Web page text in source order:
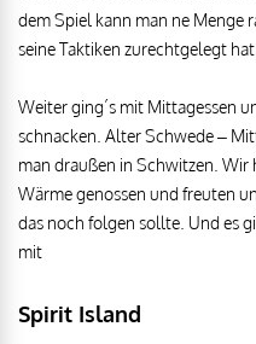
dem Spiel kann man ne Menge
seine Taktiken zurechtgelegt hat.
Weiter ging´s mit Mittagessen
schnacken. Alter Schwede –
man draußen in Schwitzen. Wir
Wärme genossen und freuten
das noch folgen sollte. Und es
mit
Spirit Island